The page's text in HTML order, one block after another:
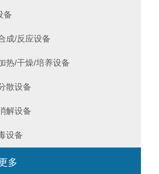
备
成/反应设备
热/干燥/培养设备
散设备
解设备
设备
多